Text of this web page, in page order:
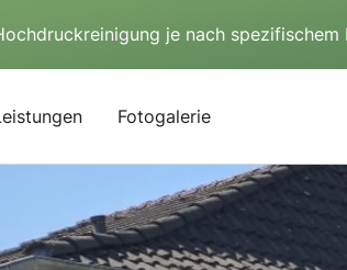
je nach spezifischem
Fotogalerie